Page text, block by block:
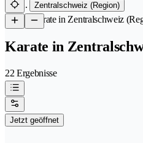
Zentralschweiz (Region)
/Karate in Zentralschweiz
Karate in
22 Ergebnisse
Jetzt geöffnet